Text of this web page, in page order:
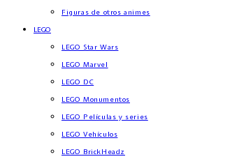
Figuras de otros animes
LEGO
LEGO Star Wars
LEGO Marvel
LEGO DC
LEGO Monumentos
LEGO Películas y series
LEGO Vehículos
LEGO BrickHeadz